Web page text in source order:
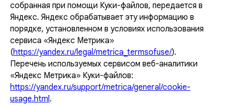
собранная при помощи Куки-файлов, передается в
Яндекс. Яндекс обрабатывает эту информацию в
порядке, установленном в условиях использования
сервиса «Яндекс Метрика»
(https://yandex.ru/legal/metrica_termsofuse/).
Перечень используемых сервисом веб-аналитики
«Яндекс Метрика» Куки-файлов:
https://yandex.ru/support/metrica/general/cookie-
usage.html.